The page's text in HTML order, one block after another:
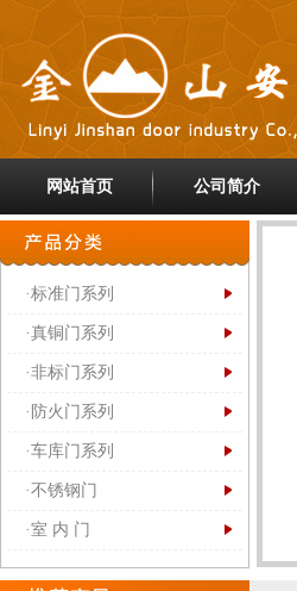
网站首页 公司简介
·标准门系列
·真铜门系列
·非标门系列
·防火门系列
·车库门系列
·不锈钢门
·室 内 门